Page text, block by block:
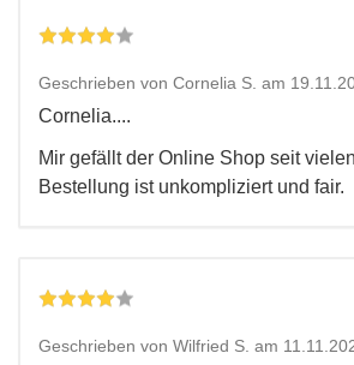
Geschrieben von Cornelia S. am
Cornelia....
Mir gefällt der Online Shop seit
Bestellung ist unkompliziert und fair.
Geschrieben von Wilfried S. am